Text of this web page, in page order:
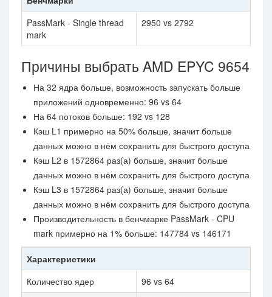
PassMark - Single thread
mark
2950 vs 2792
Причины выбрать AMD EPYC 9654
На 32 ядра больше, возможность запускать больше
приложений одновременно: 96 vs 64
На 64 потоков больше: 192 vs 128
Кэш L1 примерно на 50% больше, значит больше
данных можно в нём сохранить для быстрого доступа
Кэш L2 в 1572864 раз(а) больше, значит больше
данных можно в нём сохранить для быстрого доступа
Кэш L3 в 1572864 раз(а) больше, значит больше
данных можно в нём сохранить для быстрого доступа
Производительность в бенчмарке PassMark - CPU
mark примерно на 1% больше: 147784 vs 146171
Характеристики
Количество ядер
96 vs 64